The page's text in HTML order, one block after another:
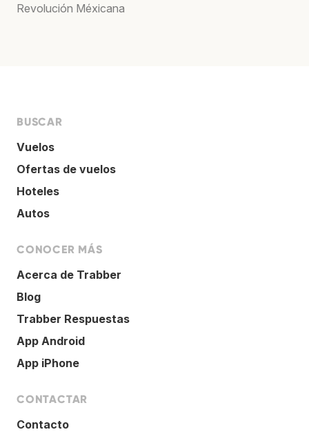
Revolución Méxicana
BUSCAR
Vuelos
Ofertas de vuelos
Hoteles
Autos
CONOCER MÁS
Acerca de Trabber
Blog
Trabber Respuestas
App Android
App iPhone
CONTACTAR
Contacto